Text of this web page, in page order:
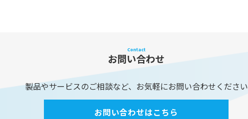
Contact
お問い合わせ
製品やサービスのご相談など、お気軽にお問い合わせください
お問い合わせはこちら